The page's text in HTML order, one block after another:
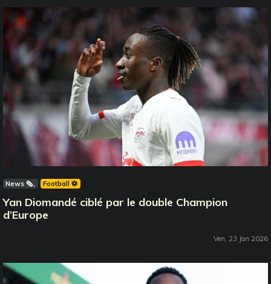
News 🗞️ Football ⚽️
Yan Diomandé ciblé par le double Champion
d’Europe
Ven, 23 Jan 2026